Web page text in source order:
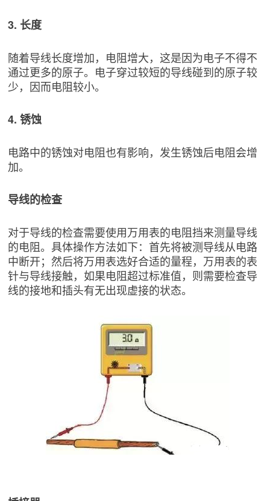
3. 长度
随着导线长度增加，电阻增大，这是因为电子不得不
通过更多的原子。电子穿过较短的导线碰到的原子较
少，因而电阻较小。
4. 锈蚀
电路中的锈蚀对电阻也有影响，发生锈蚀后电阻会增
加。
导线的检查
对于导线的检查需要使用万用表的电阻挡来测量导线
的电阻。具体操作方法如下：首先将被测导线从电路
中断开；然后将万用表选好合适的量程，万用表的表
针与导线接触，如果电阻超过标准值，则需要检查导
线的接地和插头有无出现虚接的状态。